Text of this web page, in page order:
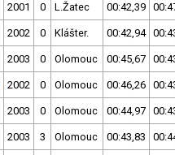
2001 0 L.Žatec 00:42,39
2002 0 Klášter. 00:42,94
2003 0 Olomouc 00:45,67
2002 0 Olomouc 00:46,26
2003 0 Olomouc 00:44,97
2003 3 Olomouc 00:43,83